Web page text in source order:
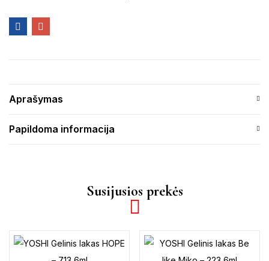
Aprašymas
Papildoma informacija
Susijusios prekės